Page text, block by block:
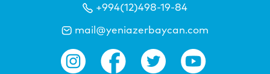
+994(12)498-19-84
mail@yeniazerbaycan.com